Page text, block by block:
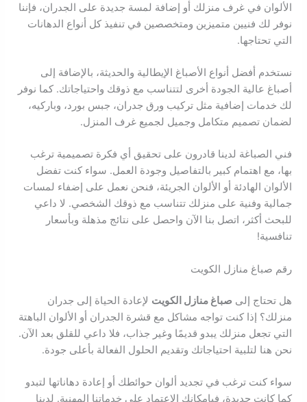
الألوان في غرف منزلك أو إضافة لمسة جديدة على الجدران، فإننا
نوفر لك فنيين متميزين ومتخصصين في تنفيذ كل أنواع الدهانات
التي تحتاجها.
نستخدم أفضل أنواع الأصباغ الإيطالية والحديثة، بالإضافة إلى
أصباغ عالية الجودة أخرى لتتناسب مع ذوقك واحتياجاتك. كما نوفر
لك خدمات إضافية مثل تركيب ورق جدران، جبس بورد، وباركيه،
لضمان تصميم متكامل وجميل لجميع غرف المنزل.
فني الصباغة لدينا قادرون على تحقيق أي فكرة تصميمية ترغب
بها، مع اهتمام كبير بالتفاصيل وجودة العمل. سواء كنت تفضل
الألوان الهادئة أو الألوان الجريئة، فنحن نعمل على إضفاء لمسات
جمالية وفنية على منزلك تتناسب مع ذوقك الشخصي. لا داعي
للبحث أكثر، اتصل بنا الآن واحصل على نتائج مذهلة وبأسعار
تنافسية!
رقم صباغ منازل الكويت
هل تحتاج إلى صباغ منازل الكويت لإعادة الحياة إلى جدران
منزلك؟ إذا كنت تواجه مشاكل مع قشرة الجدران أو الألوان الباهتة
التي تجعل منزلك يبدو قديمًا وغير جذاب، فلا داعي للقلق بعد الآن.
نحن هنا لتلبية احتياجاتك وتقديم الحلول الفعالة بأعلى جودة.
سواء كنت ترغب في تجديد ألوان حوائطك أو إعادة دهاناتها لتبدو
كما كانت جديدة، فبإمكانك الاعتماد على خدماتنا المهنية. لدينا